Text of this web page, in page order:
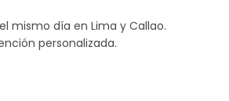
mismo día en Lima y Callao.
personalizada.